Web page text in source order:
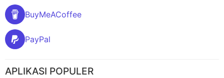
BuyMeACoffee
PayPal
APLIKASI POPULER